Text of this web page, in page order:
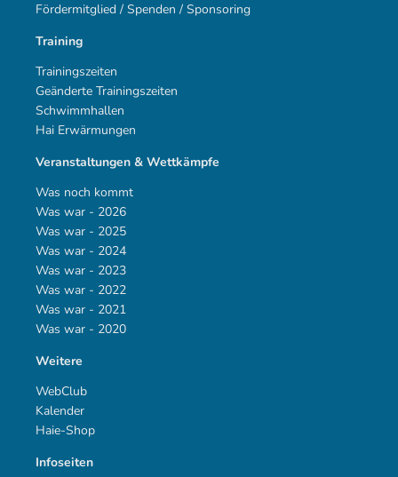
Fördermitglied / Spenden / Sponsoring
Training
Trainingszeiten
Geänderte Trainingszeiten
Schwimmhallen
Hai Erwärmungen
Veranstaltungen & Wettkämpfe
Was noch kommt
Was war - 2026
Was war - 2025
Was war - 2024
Was war - 2023
Was war - 2022
Was war - 2021
Was war - 2020
Weitere
WebClub
Kalender
Haie-Shop
Infoseiten